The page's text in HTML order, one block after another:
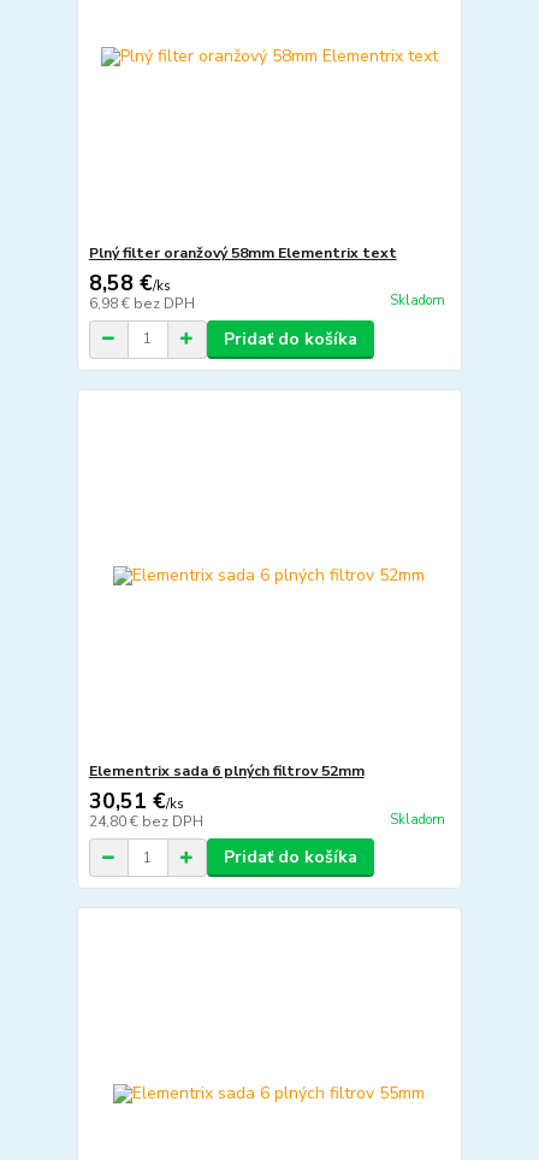
Plný filter oranžový 58mm Elementrix text
8,58 €/ks
6,98 € bez DPH Skladom
Pridať do košíka
Elementrix sada 6 plných filtrov 52mm
30,51 €/ks
24,80 € bez DPH Skladom
Pridať do košíka